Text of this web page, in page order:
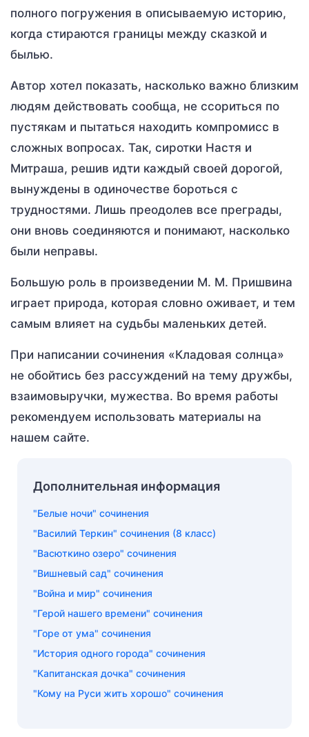
полного погружения в описываемую историю,
когда стираются границы между сказкой и
былью.
Автор хотел показать, насколько важно близким
людям действовать сообща, не ссориться по
пустякам и пытаться находить компромисс в
сложных вопросах. Так, сиротки Настя и
Митраша, решив идти каждый своей дорогой,
вынуждены в одиночестве бороться с
трудностями. Лишь преодолев все преграды,
они вновь соединяются и понимают, насколько
были неправы.
Большую роль в произведении М. М. Пришвина
играет природа, которая словно оживает, и тем
самым влияет на судьбы маленьких детей.
При написании сочинения «Кладовая солнца»
не обойтись без рассуждений на тему дружбы,
взаимовыручки, мужества. Во время работы
рекомендуем использовать материалы на
нашем сайте.
Дополнительная информация
"Белые ночи" сочинения
"Василий Теркин" сочинения (8 класс)
"Васюткино озеро" сочинения
"Вишневый сад" сочинения
"Война и мир" сочинения
"Герой нашего времени" сочинения
"Горе от ума" сочинения
"История одного города" сочинения
"Капитанская дочка" сочинения
"Кому на Руси жить хорошо" сочинения